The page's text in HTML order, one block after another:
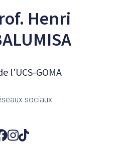
Henri
l'UCS-GOMA
sociaux :